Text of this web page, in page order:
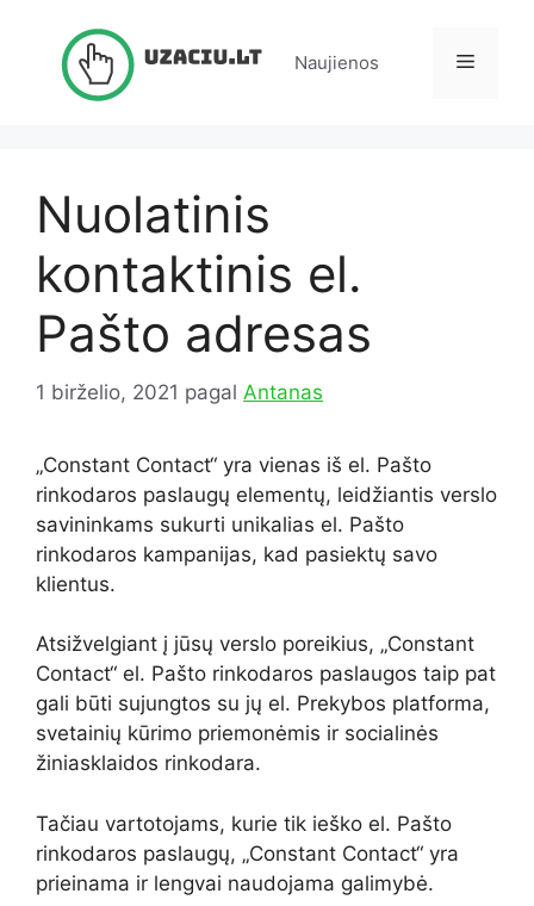
Naujienos Meniu
Nuolatinis
kontaktinis el.
Pašto adresas
1 birželio, 2021 pagal Antanas
„Constant Contact“ yra vienas iš el. Pašto
rinkodaros paslaugų elementų, leidžiantis verslo
savininkams sukurti unikalias el. Pašto
rinkodaros kampanijas, kad pasiektų savo
klientus.
Atsižvelgiant į jūsų verslo poreikius, „Constant
Contact“ el. Pašto rinkodaros paslaugos taip pat
gali būti sujungtos su jų el. Prekybos platforma,
svetainių kūrimo priemonėmis ir socialinės
žiniasklaidos rinkodara.
Tačiau vartotojams, kurie tik ieško el. Pašto
rinkodaros paslaugų, „Constant Contact“ yra
prieinama ir lengvai naudojama galimybė.